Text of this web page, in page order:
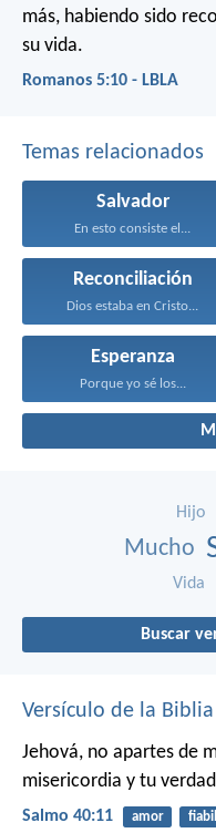
más, habiendo sido
su vida.
Romanos 5:10 - LBLA
Temas relacionados
Salvador
En esto consiste el...
Reconciliación
Dios estaba en Cristo...
Esperanza
Porque yo sé los...
Hijo
Mucho
Vida
Buscar
Versículo de la
Jehová, no apartes de
misericordia y tu
Salmo 40:11 amor